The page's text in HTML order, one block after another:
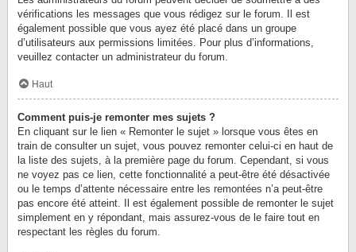
vérifications les messages que vous rédigez sur le forum. Il est
également possible que vous ayez été placé dans un groupe
d’utilisateurs aux permissions limitées. Pour plus d’informations,
veuillez contacter un administrateur du forum.
Haut
Comment puis-je remonter mes sujets ?
En cliquant sur le lien « Remonter le sujet » lorsque vous êtes en
train de consulter un sujet, vous pouvez remonter celui-ci en haut de
la liste des sujets, à la première page du forum. Cependant, si vous
ne voyez pas ce lien, cette fonctionnalité a peut-être été désactivée
ou le temps d’attente nécessaire entre les remontées n’a peut-être
pas encore été atteint. Il est également possible de remonter le sujet
simplement en y répondant, mais assurez-vous de le faire tout en
respectant les règles du forum.